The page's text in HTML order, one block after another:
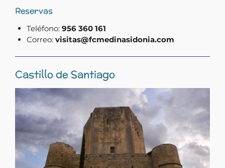
Reservas
Teléfono: 956 360 161
Correo: visitas@fcmedinasidonia.com
Castillo de Santiago